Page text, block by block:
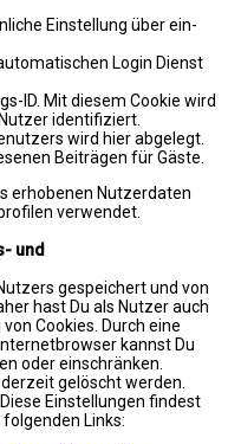
Einstellung über ein-
Login Dienst
ID. Mit diesem Cookie wird
identifiziert.
wird hier abgelegt.
Beiträgen für Gäste.
erhobenen Nutzerdaten
verwendet.
und
gespeichert und von
hast Du als Nutzer auch
Cookies. Durch eine
kannst Du
oder einschränken.
gelöscht werden.
Einstellungen findest
Links: